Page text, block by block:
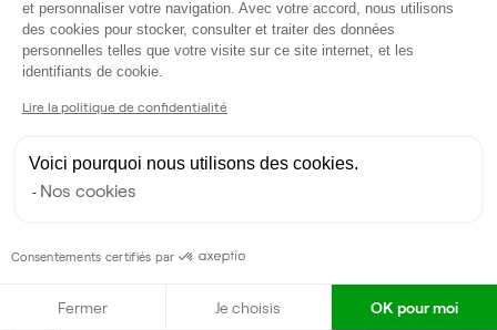
11 postes • 60 m²
10 413 €
Dispo le 31 août
Partenaire depuis 2020
et personnaliser votre navigation. Avec votre accord, nous utilisons
des cookies pour stocker, consulter et traiter des données
personnelles telles que votre visite sur ce site internet, et les
identifiants de cookie.
Lire la politique de confidentialité
Voici pourquoi nous utilisons des cookies.
Nos cookies
Consentements certifiés par
Fermer Je choisis OK pour moi